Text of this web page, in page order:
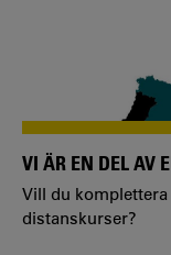
VI ÄR EN DEL AV
Vill du
distanskurser?